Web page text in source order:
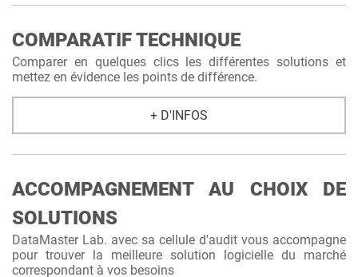
COMPARATIF TECHNIQUE
Comparer en quelques clics les différentes solutions et
mettez en évidence les points de différence.
+ D'INFOS
ACCOMPAGNEMENT AU CHOIX DE
SOLUTIONS
DataMaster Lab. avec sa cellule d'audit vous accompagne
pour trouver la meilleure solution logicielle du marché
correspondant à vos besoins